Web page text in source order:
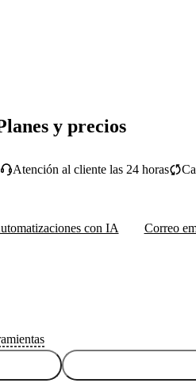
y precios
Atención al cliente las 24 horas
con IA Correo